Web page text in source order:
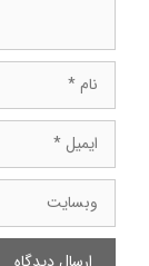
ایمیل
وبسایت